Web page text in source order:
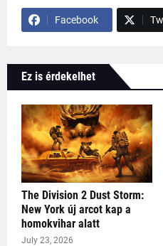
Facebook
Ez is érdekelhet
The Division 2 Dust Storm:
New York új arcot kap a
homokvihar alatt
July 23, 2026